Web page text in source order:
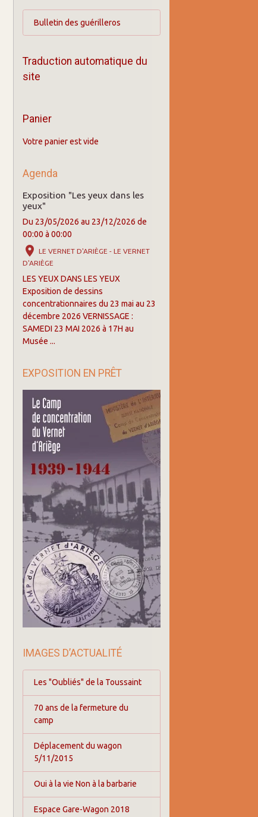
Bulletin des guérilleros
Traduction automatique du
site
Panier
Votre panier est vide
Agenda
Exposition "Les yeux dans les
yeux"
Du 23/05/2026 au 23/12/2026 de
00:00 à 00:00
LE VERNET D'ARIÈGE - LE VERNET
D'ARIÈGE
LES YEUX DANS LES YEUX
Exposition de dessins
concentrationnaires du 23 mai au 23
décembre 2026 VERNISSAGE :
SAMEDI 23 MAI 2026 à 17H au
Musée ...
EXPOSITION EN PRÊT
IMAGES D’ACTUALITÉ
Les "Oubliés" de la Toussaint
70 ans de la fermeture du
camp
Déplacement du wagon
5/11/2015
Oui à la vie Non à la barbarie
Espace Gare-Wagon 2018